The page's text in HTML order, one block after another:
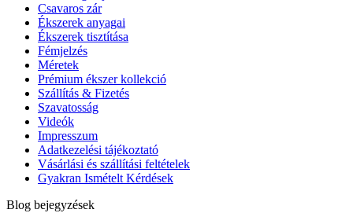
Csavaros zár
Ékszerek anyagai
Ékszerek tisztítása
Fémjelzés
Méretek
Prémium ékszer kollekció
Szállítás & Fizetés
Szavatosság
Videók
Impresszum
Adatkezelési tájékoztató
Vásárlási és szállítási feltételek
Gyakran Ismételt Kérdések
Blog bejegyzések